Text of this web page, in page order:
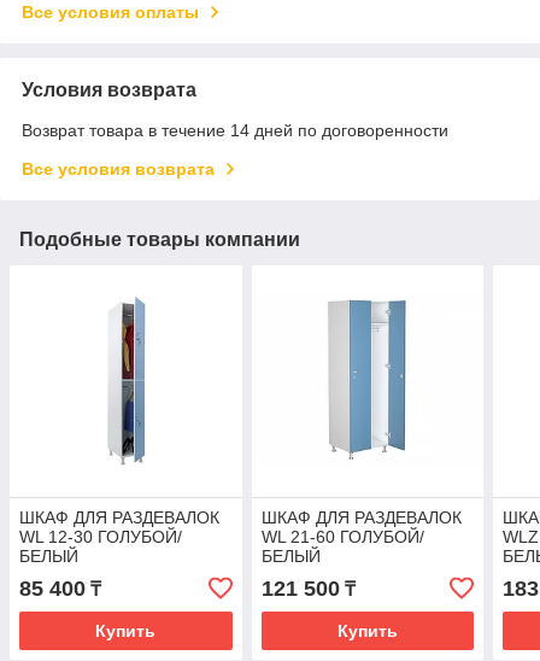
Все условия оплаты
Условия возврата
Возврат товара в течение 14 дней по договоренности
Все условия возврата
Подобные товары компании
ШКАФ ДЛЯ РАЗДЕВАЛОК
WL 12-30 ГОЛУБОЙ/
БЕЛЫЙ
85 400 ₸
Купить
ШКАФ ДЛЯ РАЗДЕВАЛОК
WL 21-60 ГОЛУБОЙ/
БЕЛЫЙ
121 500₸
Купить